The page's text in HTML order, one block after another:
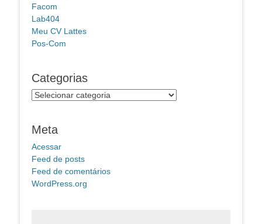
Facom
Lab404
Meu CV Lattes
Pos-Com
Categorias
Categorias
Meta
Acessar
Feed de posts
Feed de comentários
WordPress.org